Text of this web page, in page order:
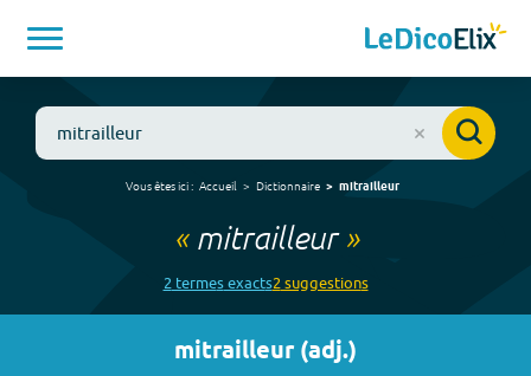
Vous êtes ici : Accueil Dictionnaire mitrailleur
« mitrailleur»
2 termesexacts2 suggestions
mitrailleur(adj.)